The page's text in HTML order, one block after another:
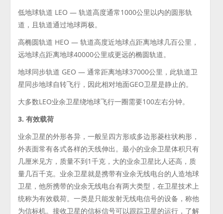
低地球轨道 LEO — 轨道高度通常1000公里以内的圆形轨
道，且轨道通过地球两极。
高椭圆轨道 HEO — 轨道高度近地球点距离地球几百公里，
远地球点距离地球40000公里或更远的椭圆轨道。
地球同步轨道 GEO — 通常距离地球37000公里，此轨道卫
星同步地球自转飞行，因此相对地面GEO卫星是静止的。
大多数LEO业余卫星绕地球飞行一圈需要100左右分钟。
3. 有效载荷
业余卫星的外形各异，一般呈四方形或多边形菱柱状构形，
外表面常有各式各样的天线伸出。最小的业余卫星体积只有
几厘米见方，质量不到1千克，大的业余卫星比人还高，质
量几百千克。业余卫星就是携带有业余无线电台的人造地球
卫星，他所携带的业余无线电台有两大类型，在卫星技术上
统称为有效载荷。一类是只能发射无线电信号的设备，称他
为信标机。接收卫星的信标信号可以跟踪卫星的运行，了解